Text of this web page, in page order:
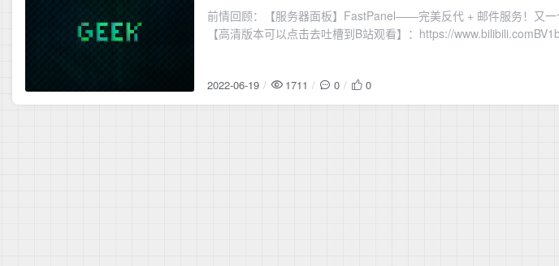
前情回顾：【服务器面板】FastPanel——完美反代 + 邮件服务！又
【高清版本可以点击去吐槽到B站观看】：https://
2022-06-19 1711 0 0